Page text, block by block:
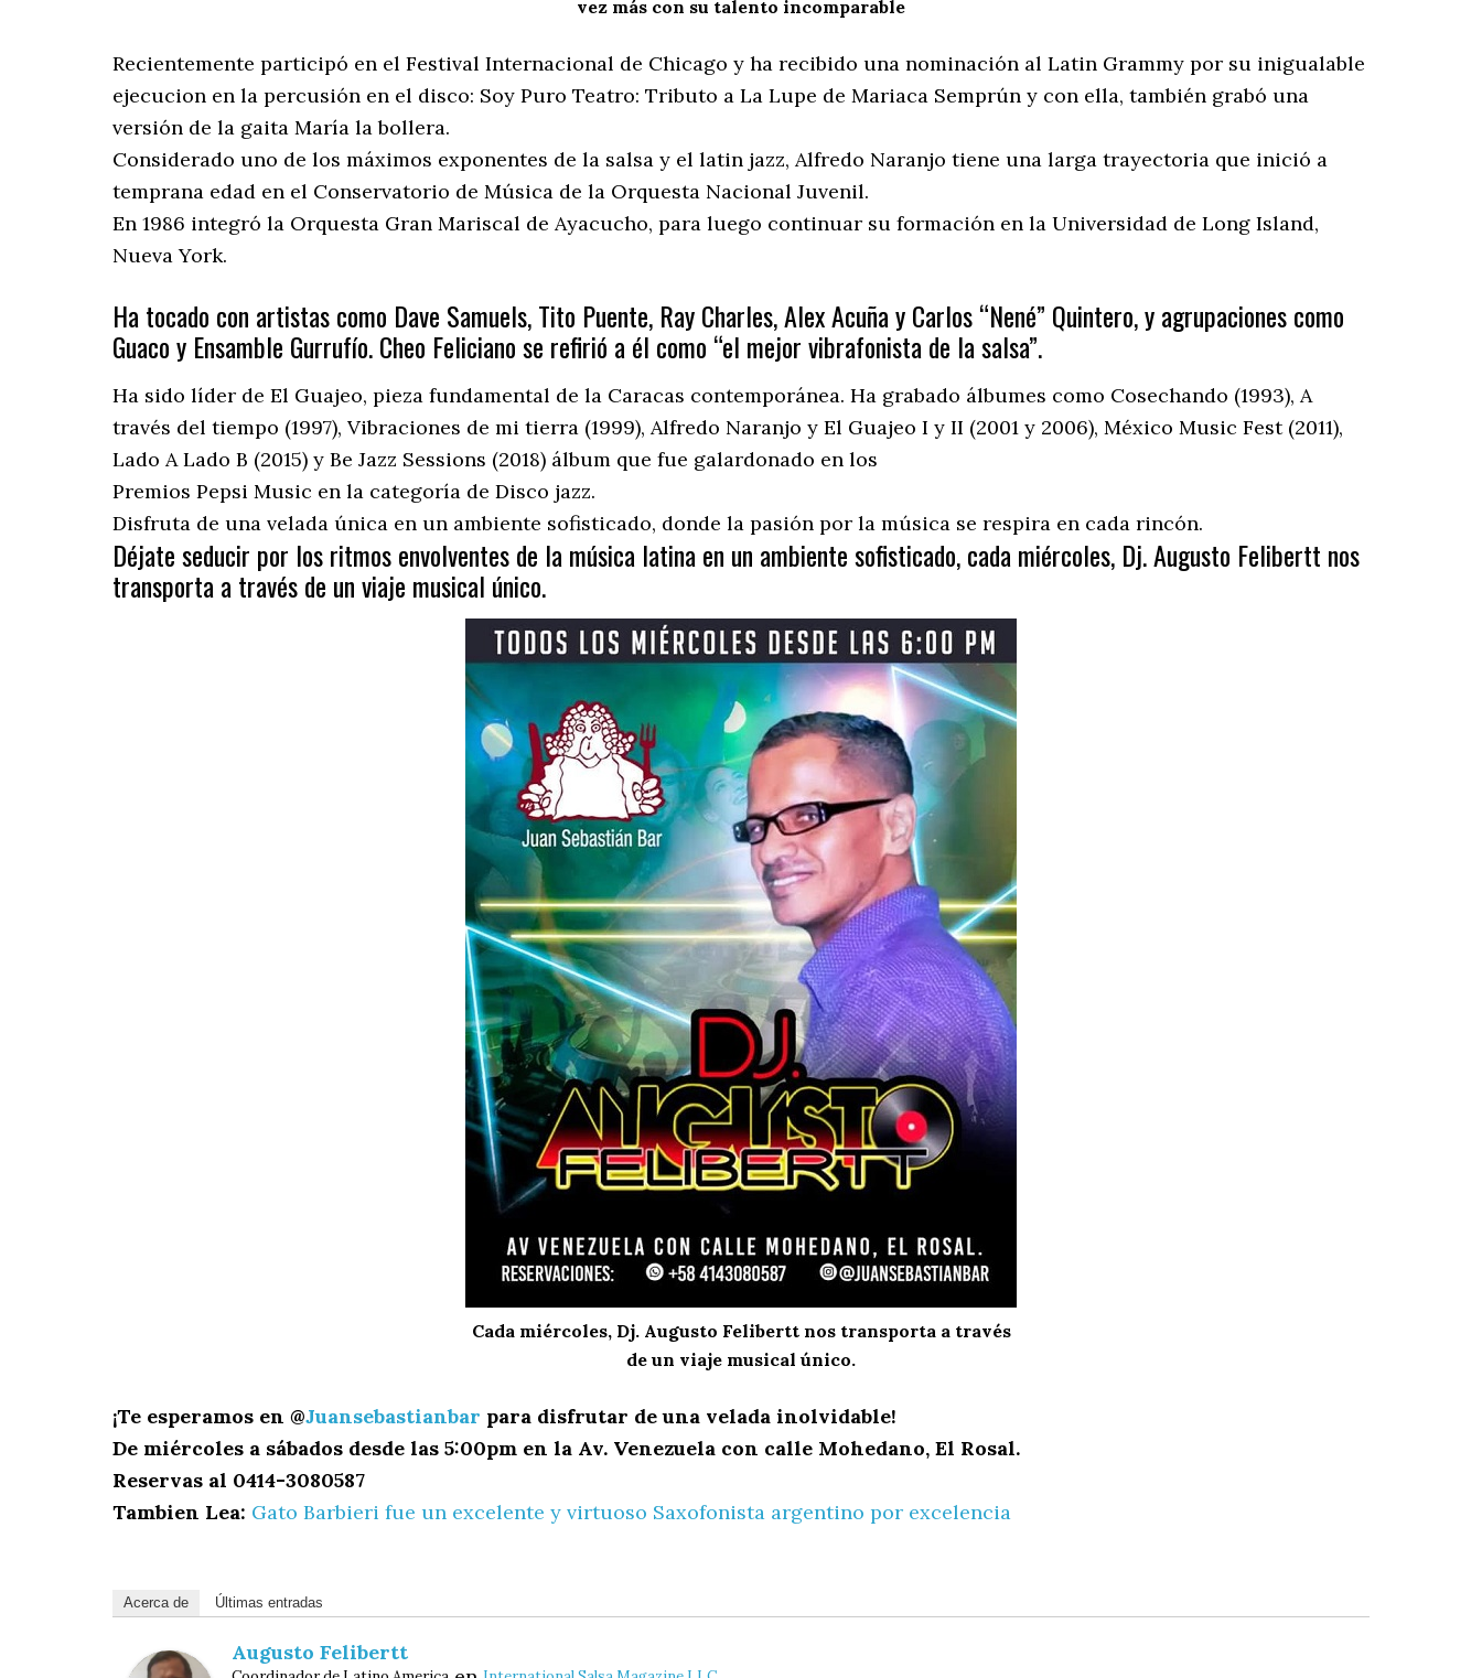
vez más con su talento incomparable
Recientemente participó en el Festival Internacional de Chicago y ha recibido una nominación al Latin Grammy por su inigualable
ejecucion en la percusión en el disco: Soy Puro Teatro: Tributo a La Lupe de Mariaca Semprún y con ella, también grabó una
versión de la gaita María la bollera.
Considerado uno de los máximos exponentes de la salsa y el latin jazz, Alfredo Naranjo tiene una larga trayectoria que inició a
temprana edad en el Conservatorio de Música de la Orquesta Nacional Juvenil.
En 1986 integró la Orquesta Gran Mariscal de Ayacucho, para luego continuar su formación en la Universidad de Long Island,
Nueva York.
Ha tocado con artistas como Dave Samuels, Tito Puente, Ray Charles, Alex Acuña y Carlos “Nené” Quintero, y agrupaciones como
Guaco y Ensamble Gurrufío. Cheo Feliciano se refirió a él como “el mejor vibrafonista de la salsa”.
Ha sido líder de El Guajeo, pieza fundamental de la Caracas contemporánea. Ha grabado álbumes como Cosechando (1993), A
través del tiempo (1997), Vibraciones de mi tierra (1999), Alfredo Naranjo y El Guajeo I y II (2001 y 2006), México Music Fest (2011),
Lado A Lado B (2015) y Be Jazz Sessions (2018) álbum que fue galardonado en los
Premios Pepsi Music en la categoría de Disco jazz.
Disfruta de una velada única en un ambiente sofisticado, donde la pasión por la música se respira en cada rincón.
Déjate seducir por los ritmos envolventes de la música latina en un ambiente sofisticado, cada miércoles, Dj. Augusto Felibertt nos
transporta a través de un viaje musical único.
Cada miércoles, Dj. Augusto Felibertt nos transporta a través
de un viaje musical único.
¡Te esperamos en @Juansebastianbar para disfrutar de una velada inolvidable!
De miércoles a sábados desde las 5:00pm en la Av. Venezuela con calle Mohedano, El Rosal.
Reservas al 0414-3080587
Tambien Lea: Gato Barbieri fue un excelente y virtuoso Saxofonista argentino por excelencia
Acerca de Últimas entradas
Augusto Felibertt